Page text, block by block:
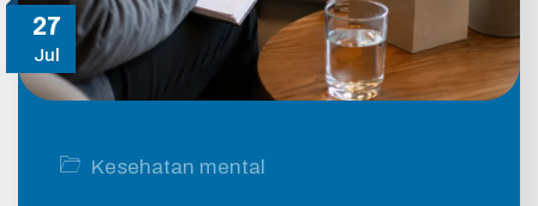
27
Jul
Kesehatan mental